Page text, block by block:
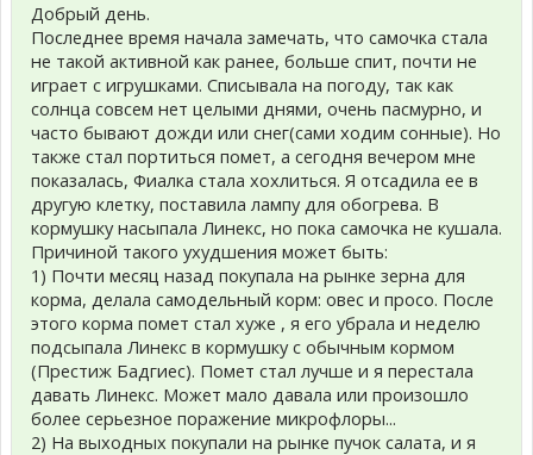
Добрый день.
Последнее время начала замечать, что самочка стала
не такой активной как ранее, больше спит, почти не
играет с игрушками. Списывала на погоду, так как
солнца совсем нет целыми днями, очень пасмурно, и
часто бывают дожди или снег(сами ходим сонные). Но
также стал портиться помет, а сегодня вечером мне
показалась, Фиалка стала хохлиться. Я отсадила ее в
другую клетку, поставила лампу для обогрева. В
кормушку насыпала Линекс, но пока самочка не кушала.
Причиной такого ухудшения может быть:
1) Почти месяц назад покупала на рынке зерна для
корма, делала самодельный корм: овес и просо. После
этого корма помет стал хуже , я его убрала и неделю
подсыпала Линекс в кормушку с обычным кормом
(Престиж Бадгиес). Помет стал лучше и я перестала
давать Линекс. Может мало давала или произошло
более серьезное поражение микрофлоры...
2) На выходных покупали на рынке пучок салата, и я